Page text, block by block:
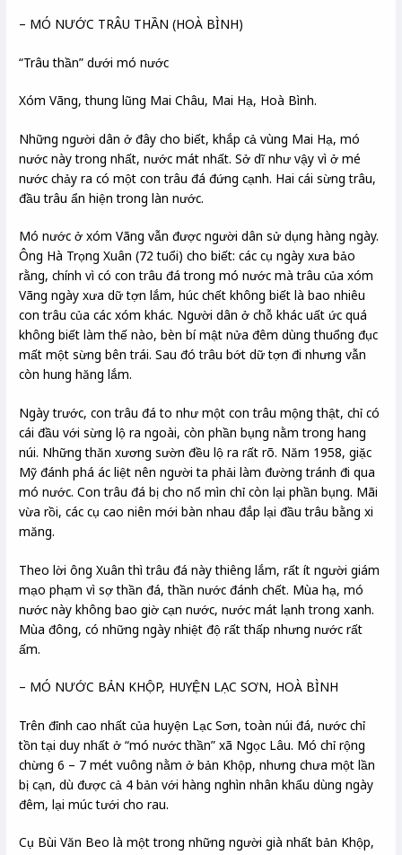
– MÓ NƯỚC TRÂU THẦN (HOÀ BÌNH)
“Trâu thần” dưới mó nước
Xóm Vãng, thung lũng Mai Châu, Mai Hạ, Hoà Bình.
Những người dân ở đây cho biết, khắp cả vùng Mai Hạ, mó
nước này trong nhất, nước mát nhất. Sở dĩ như vậy vì ở mé
nước chảy ra có một con trâu đá đứng cạnh. Hai cái sừng trâu,
đầu trâu ẩn hiện trong làn nước.
Mó nước ở xóm Vãng vẫn được người dân sử dụng hàng ngày.
Ông Hà Trọng Xuân (72 tuổi) cho biết: các cụ ngày xưa bảo
rằng, chính vì có con trâu đá trong mó nước mà trâu của xóm
Vãng ngày xưa dữ tợn lắm, húc chết không biết là bao nhiêu
con trâu của các xóm khác. Người dân ở chỗ khác uất ức quá
không biết làm thế nào, bèn bí mật nửa đêm dùng thuổng đục
mất một sừng bên trái. Sau đó trâu bớt dữ tợn đi nhưng vẫn
còn hung hăng lắm.
Ngày trước, con trâu đá to như một con trâu mộng thật, chỉ có
cái đầu với sừng lộ ra ngoài, còn phần bụng nằm trong hang
núi. Những thăn xương sườn đều lộ ra rất rõ. Năm 1958, giặc
Mỹ đánh phá ác liệt nên người ta phải làm đường tránh đi qua
mó nước. Con trâu đá bị cho nổ mìn chỉ còn lại phần bụng. Mãi
vừa rồi, các cụ cao niên mới bàn nhau đắp lại đầu trâu bằng xi
măng.
Theo lời ông Xuân thì trâu đá này thiêng lắm, rất ít người giám
mạo phạm vì sợ thần đá, thần nước đánh chết. Mùa hạ, mó
nước này không bao giờ cạn nước, nước mát lạnh trong xanh.
Mùa đông, có những ngày nhiệt độ rất thấp nhưng nước rất
ấm.
– MÓ NƯỚC BẢN KHỘP, HUYỆN LẠC SƠN, HOÀ BÌNH
Trên đỉnh cao nhất của huyện Lạc Sơn, toàn núi đá, nước chỉ
tồn tại duy nhất ở “mó nước thần” xã Ngọc Lâu. Mó chỉ rộng
chừng 6 – 7 mét vuông nằm ở bản Khộp, nhưng chưa một lần
bị cạn, dù được cả 4 bản với hàng nghìn nhân khẩu dùng ngày
đêm, lại múc tưới cho rau.
Cụ Bùi Văn Beo là một trong những người già nhất bản Khộp,